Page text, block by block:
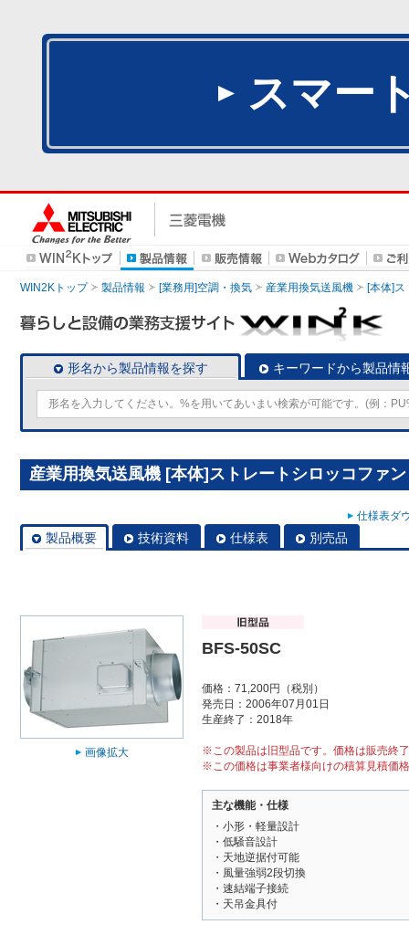
スマー
WIN2Kトップ 製品情報 [業務用]空調・換気 産業用換気送風機 [本体]
形名から製品情報を探す キーワードから製品情
産業用換気送風機 [本体]ストレートシロッコファ
仕様表ダ
製品概要 技術資料 仕様表 別売品
画像拡大
BFS-50SC
価格：71,200円（税別）
発売日：2006年07月01日
生産終了：2018年
※この製品は旧型品です。価格は販売終
※この価格は事業者様向けの積算見積価
主な機能・仕様
・小形・軽量設計
・低騒音設計
・天地逆据付可能
・風量強弱2段切換
・速結端子接続
・天吊金具付